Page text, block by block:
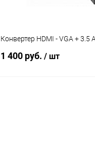
Конвертер HDMI - VGA + 3.5
1 400 руб. / шт